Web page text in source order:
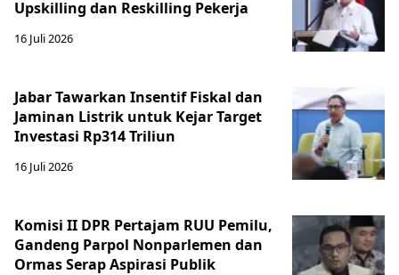
Upskilling dan Reskilling Pekerja
16 Juli 2026
Jabar Tawarkan Insentif Fiskal dan
Jaminan Listrik untuk Kejar Target
Investasi Rp314 Triliun
16 Juli 2026
Komisi II DPR Pertajam RUU Pemilu,
Gandeng Parpol Nonparlemen dan
Ormas Serap Aspirasi Publik